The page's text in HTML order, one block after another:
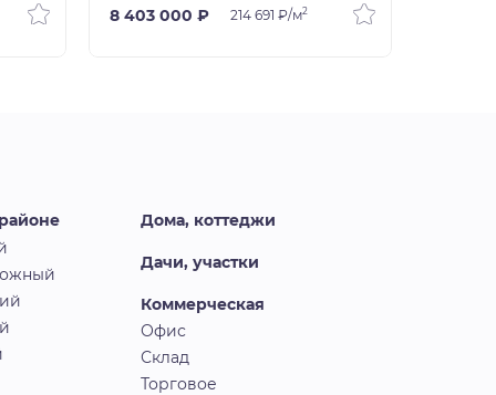
8 403 000 ₽
214 691 ₽/м2
Дома, коттеджи
Дачи, участки
Коммерческая
Офис
Склад
Торговое